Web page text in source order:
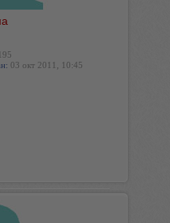
03 окт 2011, 10:45